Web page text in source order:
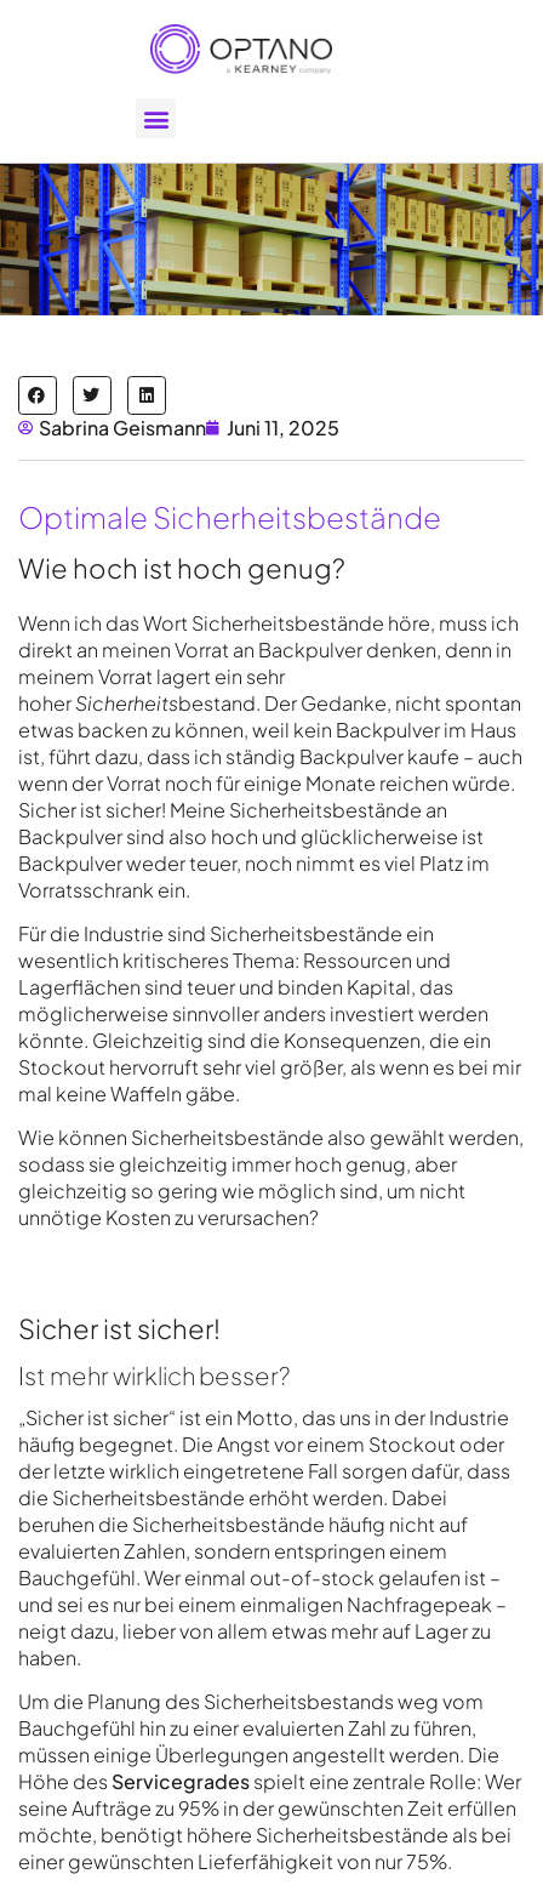
Sabrina Geismann Juni 11, 2025
Optimale Sicherheitsbestände
Wie hoch ist hoch genug?
Wenn ich das Wort Sicherheitsbestände höre, muss ich
direkt an meinen Vorrat an Backpulver denken, denn in
meinem Vorrat lagert ein sehr
hoherSicherheitsbestand. Der Gedanke, nicht spontan
etwas backen zu können, weil kein Backpulver im Haus
ist, führt dazu, dass ich ständig Backpulver kaufe – auch
wenn der Vorrat noch für einige Monate reichen würde.
Sicher ist sicher! Meine Sicherheitsbestände an
Backpulver sind also hoch und glücklicherweise ist
Backpulver weder teuer, noch nimmt es viel Platz im
Vorratsschrank ein.
Für die Industrie sind Sicherheitsbestände ein
wesentlich kritischeres Thema: Ressourcen und
Lagerflächen sind teuer und binden Kapital, das
möglicherweise sinnvoller anders investiert werden
könnte. Gleichzeitig sind die Konsequenzen, die ein
Stockout hervorruft sehr viel größer, als wenn es bei mir
mal keine Waffeln gäbe.
Wie können Sicherheitsbestände also gewählt werden,
sodass sie gleichzeitig immer hoch genug, aber
gleichzeitig so gering wie möglich sind, um nicht
unnötige Kosten zu verursachen?
Sicher ist sicher!
Ist mehr wirklich besser?
„Sicher ist sicher“ ist ein Motto, das uns in der Industrie
häufig begegnet. Die Angst vor einem Stockout oder
der letzte wirklich eingetretene Fall sorgen dafür, dass
die Sicherheitsbestände erhöht werden. Dabei
beruhen die Sicherheitsbestände häufig nicht auf
evaluierten Zahlen, sondern entspringen einem
Bauchgefühl. Wer einmal out-of-stock gelaufen ist –
und sei es nur bei einem einmaligen Nachfragepeak –
neigt dazu, lieber von allem etwas mehr auf Lager zu
haben.
Um die Planung des Sicherheitsbestands weg vom
Bauchgefühl hin zu einer evaluierten Zahl zu führen,
müssen einige Überlegungen angestellt werden. Die
Höhe des Servicegradesspielt eine zentrale Rolle: Wer
seine Aufträge zu 95% in der gewünschten Zeit erfüllen
möchte, benötigt höhere Sicherheitsbestände als bei
einer gewünschten Lieferfähigkeit von nur 75%.